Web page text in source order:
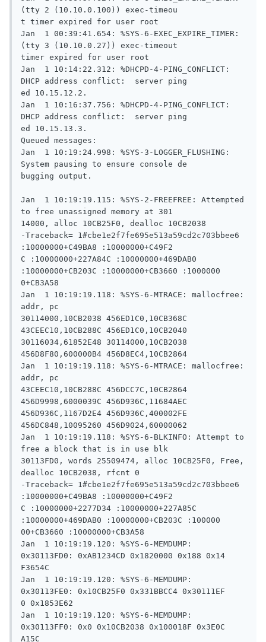
(tty 2 (10.10.0.100)) exec-timeou
t timer expired for user root
Jan  1 00:39:41.654: %SYS-6-EXEC_EXPIRE_TIMER:
(tty 3 (10.10.0.27)) exec-timeout
timer expired for user root
Jan  1 10:14:22.312: %DHCPD-4-PING_CONFLICT:
DHCP address conflict:  server ping
ed 10.15.12.2.
Jan  1 10:16:37.756: %DHCPD-4-PING_CONFLICT:
DHCP address conflict:  server ping
ed 10.15.13.3.
Queued messages:
Jan  1 10:19:24.998: %SYS-3-LOGGER_FLUSHING:
System pausing to ensure console de
bugging output.
Jan  1 10:19:19.115: %SYS-2-FREEFREE: Attempted
to free unassigned memory at 301
14000, alloc 10CB25F0, dealloc 10CB2038
-Traceback= 1#cbe1e2f7fe695e513a59cd2c703bbee6
:10000000+C49BA8 :10000000+C49F2
C :10000000+227A84C :10000000+469DAB0
:10000000+CB203C :10000000+CB3660 :1000000
0+CB3A58
Jan  1 10:19:19.118: %SYS-6-MTRACE: mallocfree:
addr, pc
30114000,10CB2038 456ED1C0,10CB368C
43CEEC10,10CB288C 456ED1C0,10CB2040
30116034,61852E48 30114000,10CB2038
456D8F80,600000B4 456D8EC4,10CB2864
Jan  1 10:19:19.118: %SYS-6-MTRACE: mallocfree:
addr, pc
43CEEC10,10CB288C 456DCC7C,10CB2864
456D9998,6000039C 456D936C,11684AEC
456D936C,1167D2E4 456D936C,400002FE
456DC848,10095260 456D9024,60000062
Jan  1 10:19:19.118: %SYS-6-BLKINFO: Attempt to
free a block that is in use blk
30113FD0, words 25509474, alloc 10CB25F0, Free,
dealloc 10CB2038, rfcnt 0
-Traceback= 1#cbe1e2f7fe695e513a59cd2c703bbee6
:10000000+C49BA8 :10000000+C49F2
C :10000000+2277D34 :10000000+227A85C
:10000000+469DAB0 :10000000+CB203C :100000
00+CB3660 :10000000+CB3A58
Jan  1 10:19:19.120: %SYS-6-MEMDUMP:
0x30113FD0: 0xAB1234CD 0x1820000 0x188 0x14
F3654C
Jan  1 10:19:19.120: %SYS-6-MEMDUMP:
0x30113FE0: 0x10CB25F0 0x331BBCC4 0x30111EF
0 0x1853E62
Jan  1 10:19:19.120: %SYS-6-MEMDUMP:
0x30113FF0: 0x0 0x10CB2038 0x100018F 0x3E0C
A15C